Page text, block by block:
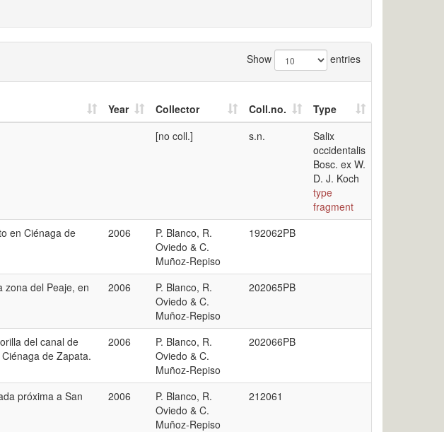
Show entries
Year Collector Coll.no.
Type
[no coll.] s.n.
Salix
occidentalis
Bosc. ex W.
D. J. Koch
type
fragment
en Ciénaga de
2006
P. Blanco, R.
Oviedo & C.
Muñoz-Repiso
192062PB
zona del Peaje, en
2006
P. Blanco, R.
Oviedo & C.
Muñoz-Repiso
202065PB
del canal de
de Zapata.
2006
P. Blanco, R.
Oviedo & C.
Muñoz-Repiso
202066PB
próxima a San
2006
P. Blanco, R.
Oviedo & C.
Muñoz-Repiso
212061